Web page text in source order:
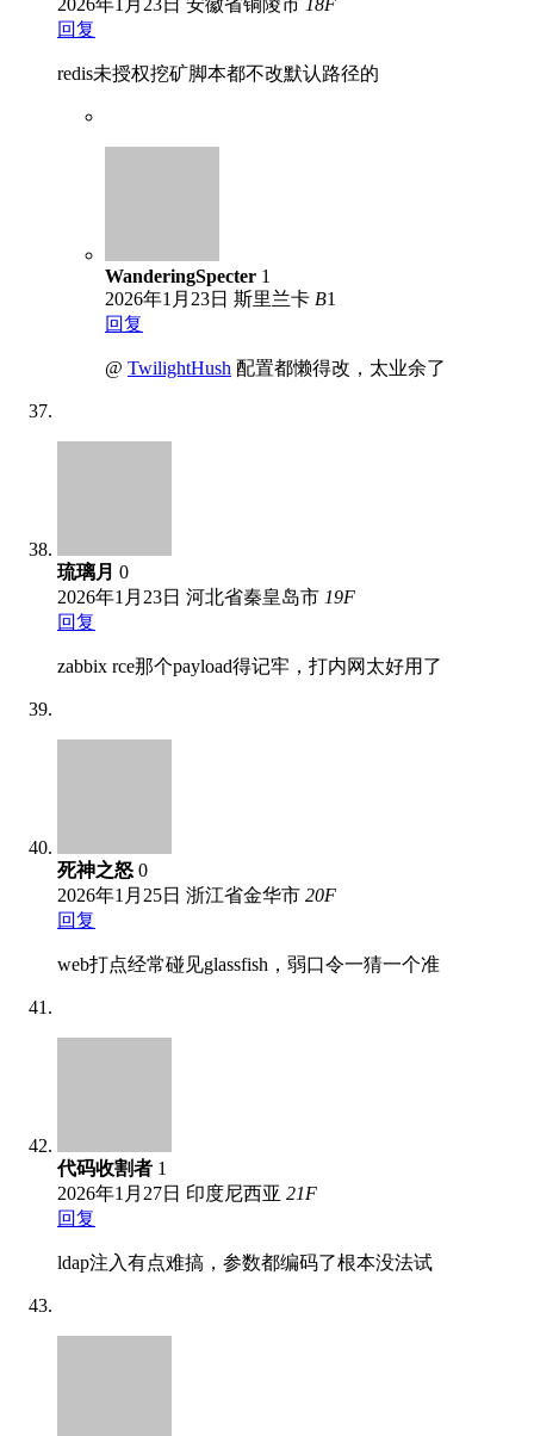
2026年1月23日 安徽省铜陵市 18F
回复
redis未授权挖矿脚本都不改默认路径的
WanderingSpecter 1
2026年1月23日 斯里兰卡 B1
回复
@ TwilightHush 配置都懒得改，太业余了
琉璃月 0
2026年1月23日 河北省秦皇岛市 19F
回复
zabbix rce那个payload得记牢，打内网太好用了
死神之怒 0
2026年1月25日 浙江省金华市 20F
回复
web打点经常碰见glassfish，弱口令一猜一个准
代码收割者 1
2026年1月27日 印度尼西亚 21F
回复
ldap注入有点难搞，参数都编码了根本没法试